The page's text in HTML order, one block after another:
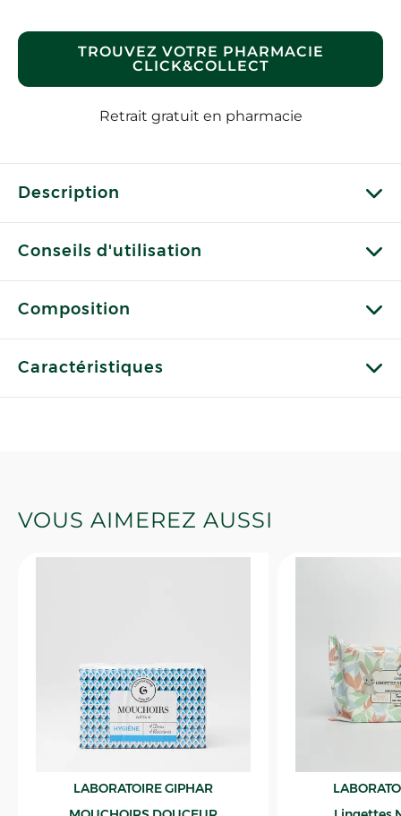
TROUVEZ VOTRE PHARMACIE
CLICK&COLLECT
Retrait gratuit en pharmacie
Description
Conseils d'utilisation
Composition
Caractéristiques
VOUS AIMEREZ AUSSI
LABORATOIRE GIPHAR